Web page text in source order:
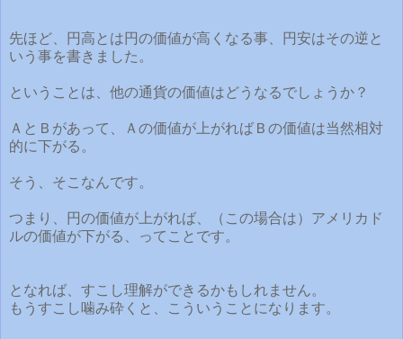
先ほど、円高とは円の価値が高くなる事、円安はその逆と
いう事を書きました。
ということは、他の通貨の価値はどうなるでしょうか？
ＡとＢがあって、Ａの価値が上がればＢの価値は当然相対
的に下がる。
そう、そこなんです。
つまり、円の価値が上がれば、（この場合は）アメリカド
ルの価値が下がる、ってことです。
となれば、すこし理解ができるかもしれません。
もうすこし噛み砕くと、こういうことになります。